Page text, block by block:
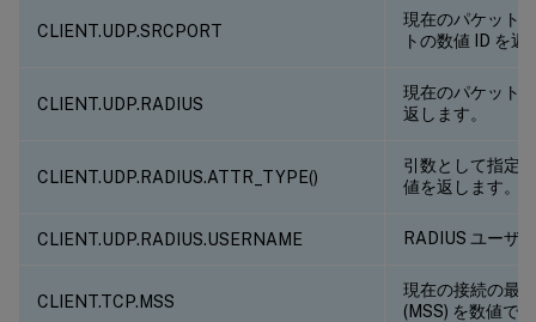
CLIENT.UDP.SRCPORT
現在のパケット
トの数値 ID を返
CLIENT.UDP.RADIUS
現在のパケット
返します。
CLIENT.UDP.RADIUS.ATTR_TYPE()
引数として指定
値を返します。
CLIENT.UDP.RADIUS.USERNAME RADIUS ユーザ
CLIENT.TCP.MSS
現在の接続の最
(MSS) を数値で